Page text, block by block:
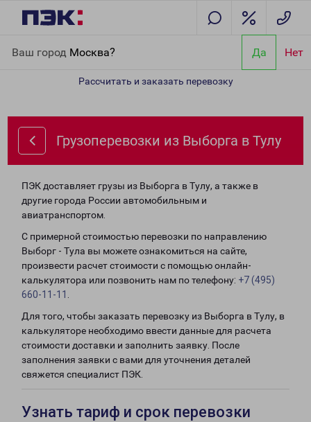
Ваш город Москва? Да Нет
Рассчитать и заказать перевозку
Грузоперевозки из Выборга в Тулу
ПЭК доставляет грузы из Выборга в Тулу, а также в
другие города России автомобильным и
авиатранспортом.
С примерной стоимостью перевозки по направлению
Выборг - Тула вы можете ознакомиться на сайте,
произвести расчет стоимости с помощью онлайн-
калькулятора или позвонить нам по телефону: +7 (495)
660-11-11
Для того, чтобы заказать перевозку из Выборга в Тулу, в
калькуляторе необходимо ввести данные для расчета
стоимости доставки и заполнить заявку. После
заполнения заявки с вами для уточнения деталей
свяжется специалист ПЭК.
Узнать тариф и срок перевозки